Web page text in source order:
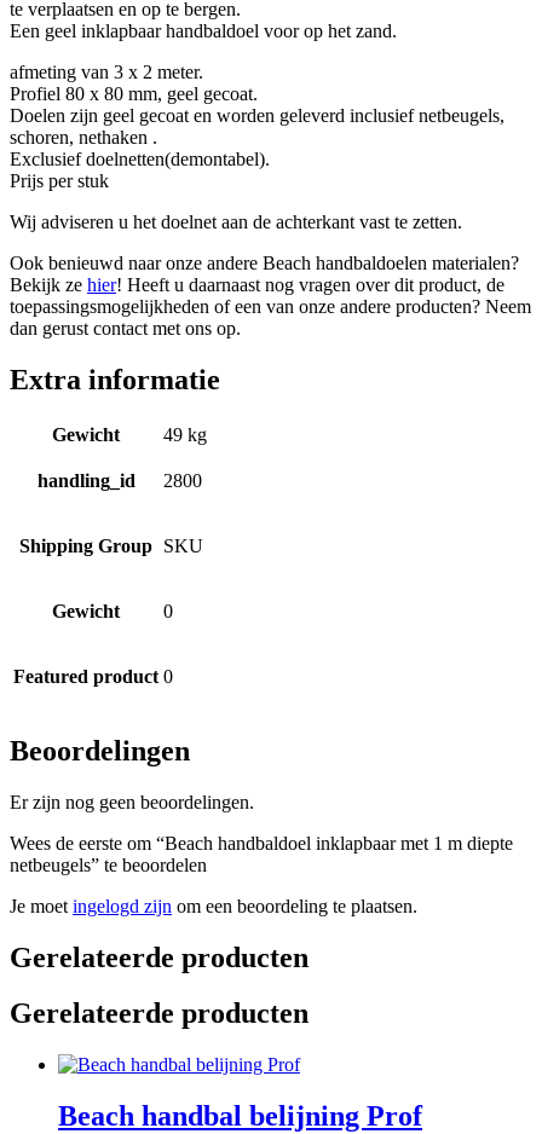
te verplaatsen en op te bergen.
Een geel inklapbaar handbaldoel voor op het zand.
afmeting van 3 x 2 meter.
Profiel 80 x 80 mm, geel gecoat.
Doelen zijn geel gecoat en worden geleverd inclusief netbeugels,
schoren, nethaken .
Exclusief doelnetten(demontabel).
Prijs per stuk
Wij adviseren u het doelnet aan de achterkant vast te zetten.
Ook benieuwd naar onze andere Beach handbaldoelen materialen?
Bekijk ze hier! Heeft u daarnaast nog vragen over dit product, de
toepassingsmogelijkheden of een van onze andere producten? Neem
dan gerust contact met ons op.
Extra informatie
Gewicht 49 kg
handling_id 2800
Shipping Group SKU
Gewicht 0
Featured product 0
Beoordelingen
Er zijn nog geen beoordelingen.
Wees de eerste om “Beach handbaldoel inklapbaar met 1 m diepte
netbeugels” te beoordelen
Je moet ingelogd zijn om een beoordeling te plaatsen.
Gerelateerde producten
Gerelateerde producten
Beach handbal belijning Prof